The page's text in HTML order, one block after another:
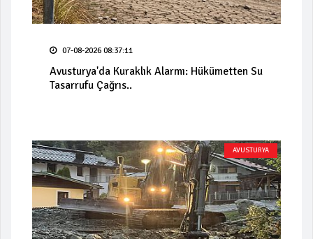
07-08-2026 08:37:11
Avusturya'da Kuraklık Alarmı: Hükümetten Su
Tasarrufu Çağrıs..
AVUSTURYA